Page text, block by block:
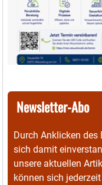
Newsletter-Abo
Durch Anklicken des
sich damit
unsere aktuellen
können sich